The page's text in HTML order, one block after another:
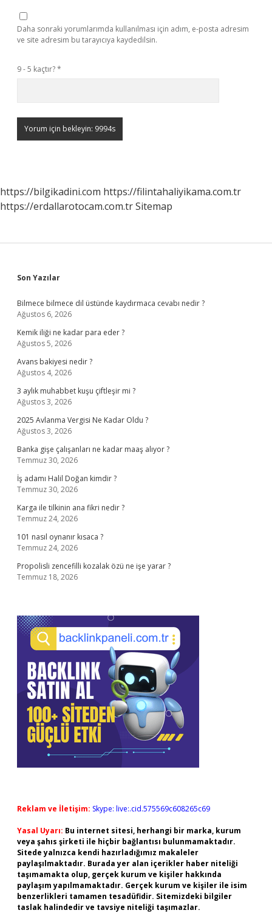
Daha sonraki yorumlarımda kullanılması için adım, e-posta adresim
ve site adresim bu tarayıcıya kaydedilsin.
9 - 5 kaçtır?*
https://bilgikadini.com https://filintahaliyikama.com.tr
https://erdallarotocam.com.trSitemap
Sidebar
Son Yazılar
Bilmece bilmece dil üstünde kaydırmaca cevabı nedir ?
Ağustos 6, 2026
Kemik iliği ne kadar para eder ?
Ağustos 5, 2026
Avans bakiyesi nedir ?
Ağustos 4, 2026
3 aylık muhabbet kuşu çiftleşir mi ?
Ağustos 3, 2026
2025 Avlanma Vergisi Ne Kadar Oldu ?
Ağustos 3, 2026
Banka gişe çalışanları ne kadar maaş alıyor ?
Temmuz 30, 2026
İş adamı Halil Doğan kimdir ?
Temmuz 30, 2026
Karga ile tilkinin ana fikri nedir ?
Temmuz 24, 2026
101 nasıl oynanır kısaca ?
Temmuz 24, 2026
Propolisli zencefilli kozalak özü ne işe yarar ?
Temmuz 18, 2026
Reklam ve İletişim: Skype: live:.cid.575569c608265c69
Yasal Uyarı: Bu internet sitesi, herhangi bir marka, kurum
veya şahıs şirketi ile hiçbir bağlantısı bulunmamaktadır.
Sitede yalnızca kendi hazırladığımız makaleler
paylaşılmaktadır. Burada yer alan içerikler haber niteliği
taşımamakta olup, gerçek kurum ve kişiler hakkında
paylaşım yapılmamaktadır. Gerçek kurum ve kişiler ile isim
benzerlikleri tamamen tesadüfidir. Sitemizdeki bilgiler
taslak halindedir ve tavsiye niteliği taşımazlar.